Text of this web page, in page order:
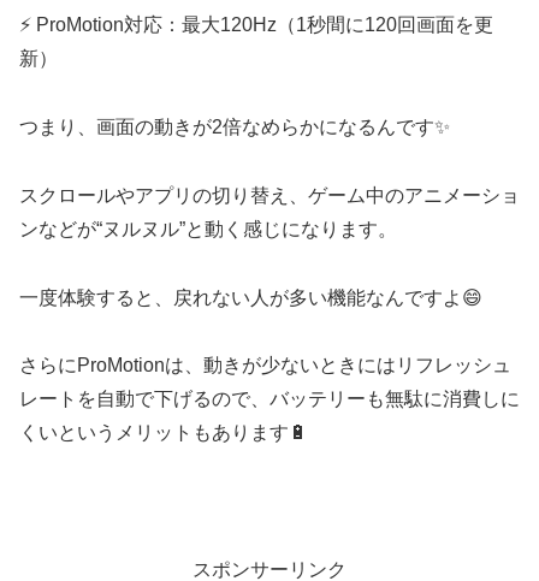
⚡ ProMotion対応：最大120Hz（1秒間に120回画面を更
新）
つまり、画面の動きが2倍なめらかになるんです✨
スクロールやアプリの切り替え、ゲーム中のアニメーショ
ンなどが“ヌルヌル”と動く感じになります。
一度体験すると、戻れない人が多い機能なんですよ😄
さらにProMotionは、動きが少ないときにはリフレッシュ
レートを自動で下げるので、バッテリーも無駄に消費しに
くいというメリットもあります🔋
スポンサーリンク